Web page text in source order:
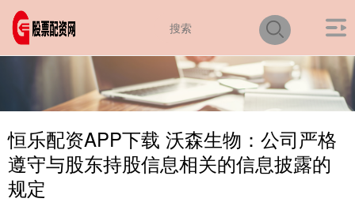
恒乐配资APP下载 沃森生物：公司严格
遵守与股东持股信息相关的信息披露的
规定